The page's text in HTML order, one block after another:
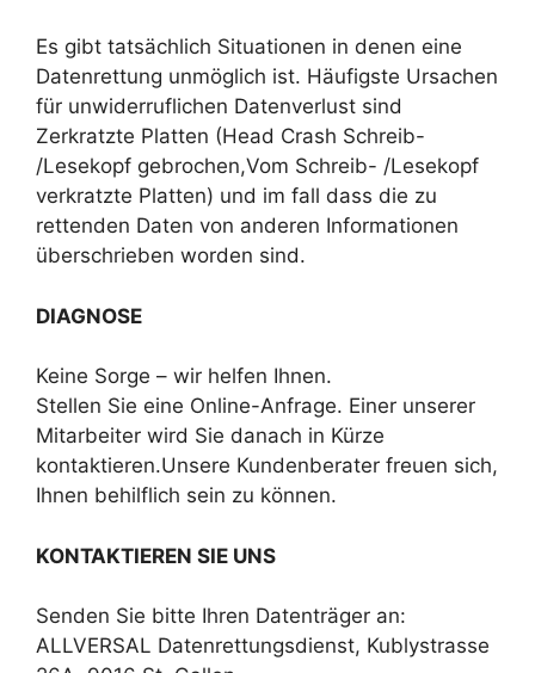
Es gibt tatsächlich Situationen in denen eine
Datenrettung unmöglich ist. Häufigste Ursachen
für unwiderruflichen Datenverlust sind
Zerkratzte Platten (Head Crash Schreib-
/Lesekopf gebrochen,Vom Schreib- /Lesekopf
verkratzte Platten) und im fall dass die zu
rettenden Daten von anderen Informationen
überschrieben worden sind.
DIAGNOSE
Keine Sorge – wir helfen Ihnen.
Stellen Sie eine Online-Anfrage. Einer unserer
Mitarbeiter wird Sie danach in Kürze
kontaktieren.Unsere Kundenberater freuen sich,
Ihnen behilflich sein zu können.
KONTAKTIEREN SIE UNS
Senden Sie bitte Ihren Datenträger an:
ALLVERSAL Datenrettungsdienst, Kublystrasse